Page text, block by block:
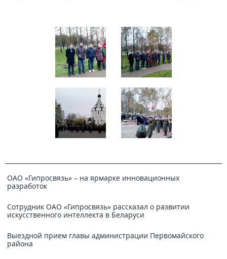
ОАО «Гипросвязь» – на ярмарке инновационных
разработок
Сотрудник ОАО «Гипросвязь» рассказал о развитии
искусственного интеллекта в Беларуси
Выездной прием главы администрации Первомайского
района